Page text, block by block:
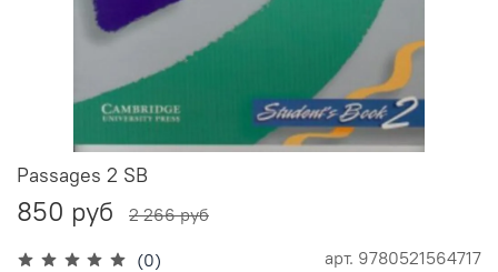
(0) арт. 9780521564717
Passages 2 SB
850 руб 2 266 руб